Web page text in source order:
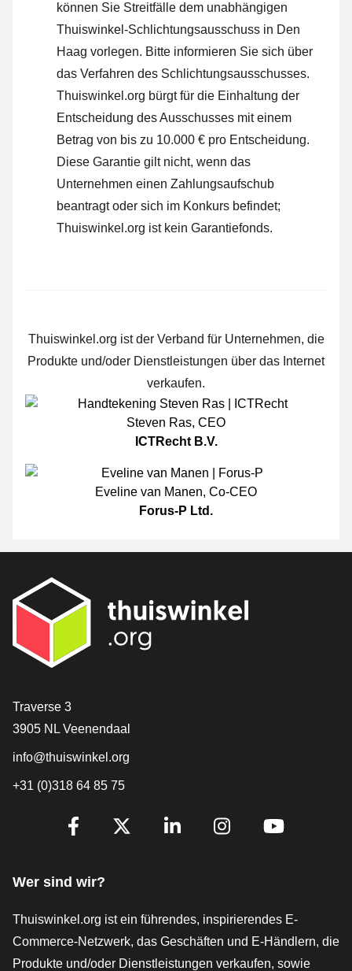
können Sie Streitfälle dem unabhängigen
Thuiswinkel-Schlichtungsausschuss in Den
Haag vorlegen. Bitte informieren Sie sich über
das Verfahren des Schlichtungsausschusses.
Thuiswinkel.org bürgt für die Einhaltung der
Entscheidung des Ausschusses mit einem
Betrag von bis zu 10.000 € pro Entscheidung.
Diese Garantie gilt nicht, wenn das
Unternehmen einen Zahlungsaufschub
beantragt oder sich im Konkurs befindet;
Thuiswinkel.org ist kein Garantiefonds.
Thuiswinkel.org ist der Verband für Unternehmen, die
Produkte und/oder Dienstleistungen über das Internet
verkaufen.
Steven Ras, CEO
ICTRecht B.V.
Eveline van Manen, Co-CEO
Forus-P Ltd.
[_General:Contact]
Traverse 3
3905 NL Veenendaal
info@thuiswinkel.org
+31 (0)318 64 85 75
[_General:SocialMediaTitle]
Wer sind wir?
Thuiswinkel.org ist ein führendes, inspirierendes E-
Commerce-Netzwerk, das Geschäften und E-Händlern, die
Produkte und/oder Dienstleistungen verkaufen, sowie